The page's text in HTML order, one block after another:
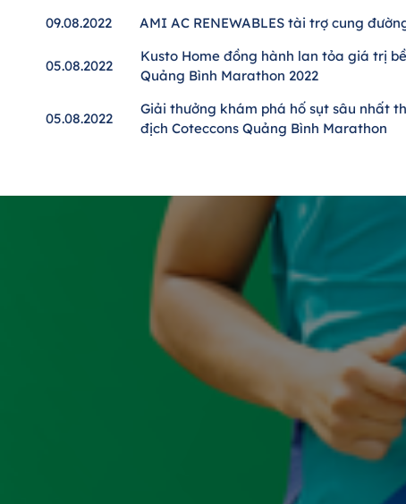
09.08.2022
AMI AC RENEWABLES tài trợ cung
05.08.2022
Kusto Home đồng hành lan tỏa giá trị
Quảng Bình Marathon 2022
05.08.2022
Giải thưởng khám phá hố sụt sâu nhất
địch Coteccons Quảng Bình Marathon